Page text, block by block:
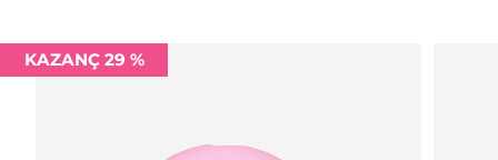
KAZANÇ 29 %
Rusya
Tahmini teslim tarihi